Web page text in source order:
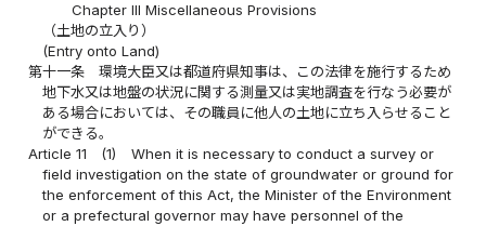
Chapter III Miscellaneous Provisions
（土地の立入り）
(Entry onto Land)
第十一条
環境大臣又は都道府県知事は、この法律を施行するため
地下水又は地盤の状況に関する測量又は実地調査を行なう必要が
ある場合においては、その職員に他人の土地に立ち入らせること
ができる。
Article 11
(1)
When it is necessary to conduct a survey or
field investigation on the state of groundwater or ground for
the enforcement of this Act, the Minister of the Environment
or a prefectural governor may have personnel of the